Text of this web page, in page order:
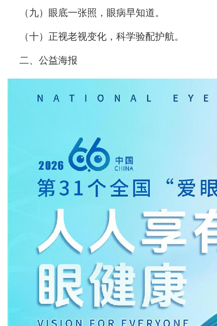
（九）眼底一张照，眼病早知道。
（十）正视老视变化，科学验配护航。
二、公益海报